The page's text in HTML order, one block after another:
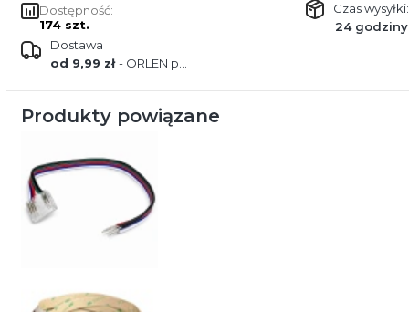
Dostępność:
174 szt.
Czas wysyłki:
24 godziny
Dostawa
od 9,99 zł- ORLEN paczka
Produkty powiązane